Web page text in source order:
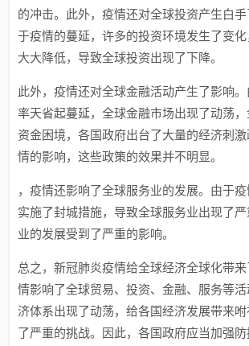
的冲击。此外，疫情还对全球投资产生白
于疫情的蔓延，许多的投资环境发生了变
大大降低，导致全球投资出现了下降。
此外，疫情还对全球金融活动产生了影响
率天省起蔓延，全球金融市场出现了动荡
资金困境，各国政府出台了大量的经济刺
情的影响，这些政策的效果并不明显。
，疫情还影响了全球服务业的发展。由于
实施了封城措施，导致全球服务业出现了
业的发展受到了严重的影响。
总之，新冠肺炎疫情给全球经济全球化带
情影响了全球贸易、投资、金融、服务等
济体系出现了动荡，给各国经济发展带来
了严重的挑战。因此，各国政府应当加强